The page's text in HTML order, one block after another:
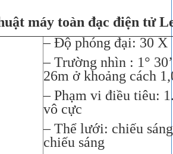
máy toàn đạc điện tử
– Độ phóng đại: 30 X
– Trường nhìn : 1°
26m ở khoảng cách
– Phạm vi điều tiêu:
vô cực
– Thể lưới: chiếu
chiếu sáng